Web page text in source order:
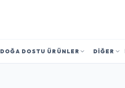
DOĞA DOSTU ÜRÜNLER DİĞER